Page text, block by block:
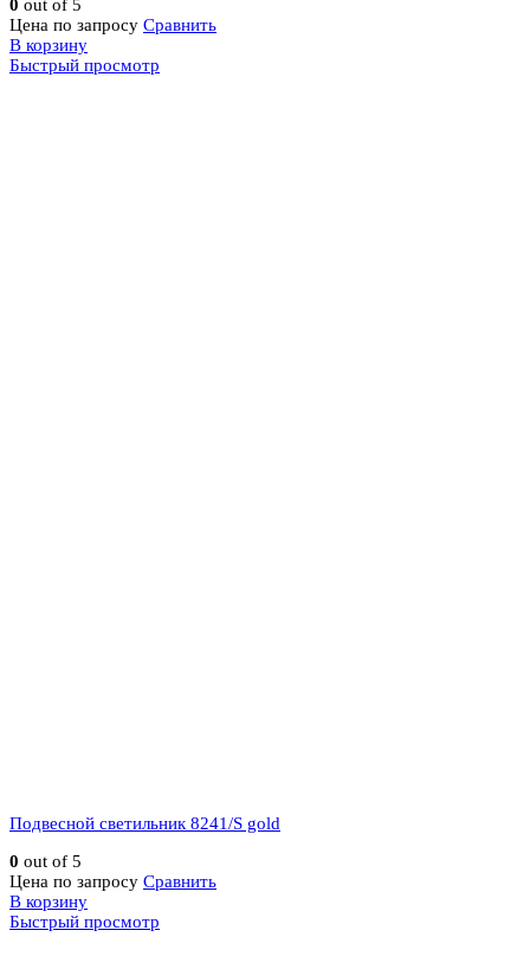
0 out of 5
Цена по запросу Сравнить
В корзину
Быстрый просмотр
Подвесной светильник 8241/S gold
0 out of 5
Цена по запросу Сравнить
В корзину
Быстрый просмотр